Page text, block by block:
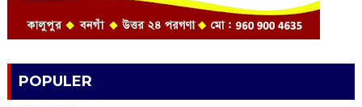
POPULER